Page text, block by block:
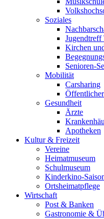
Soziales
Jugendtreff
Kirchen
Senioren-
Mobilität
Carsharing
Gesundheit
Ärzte
Apotheken
Kultur & Freizeit
Vereine
Heimatmuseum
Schulmuseum
Kinderkino-
Ortsheimatpflege
Wirtschaft
Post & Banken
Gastronomie &